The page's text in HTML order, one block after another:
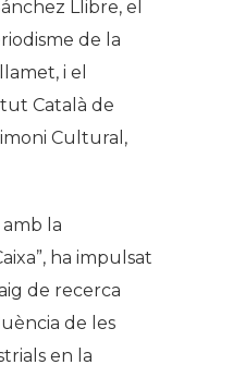
Llibre, el
de la
i el
Català de
Cultural,
la
ha impulsat
de recerca
de les
en la